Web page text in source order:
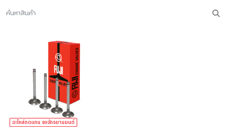
อะไหล่ทดแทน รถจักรยานยนต์